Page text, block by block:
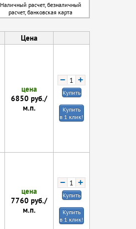
Наличный расчет, безналичный
расчет, банковская карта
Цена
цена
6850 руб./
м.п.
− +
Купить
Купить
в 1 клик!
цена
7760 руб./
м.п.
− +
Купить
Купить
в 1 клик!